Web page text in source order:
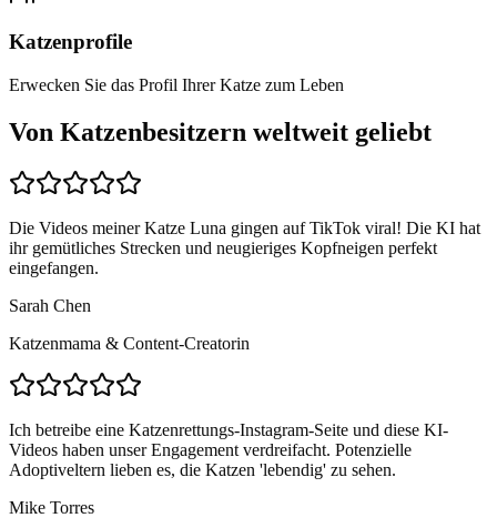
Katzenprofile
Erwecken Sie das Profil Ihrer Katze zum Leben
Von Katzenbesitzern weltweit geliebt
Die Videos meiner Katze Luna gingen auf TikTok viral! Die KI hat
ihr gemütliches Strecken und neugieriges Kopfneigen perfekt
eingefangen.
Sarah Chen
Katzenmama & Content-Creatorin
Ich betreibe eine Katzenrettungs-Instagram-Seite und diese KI-
Videos haben unser Engagement verdreifacht. Potenzielle
Adoptiveltern lieben es, die Katzen 'lebendig' zu sehen.
Mike Torres